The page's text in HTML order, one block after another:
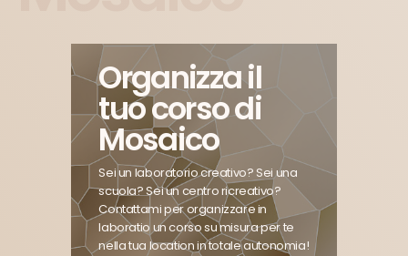
Organizza il
tuo corso di
Mosaico
Sei un laboratorio creativo? Sei una
scuola? Sei un centro ricreativo?
Contattami per organizzare in
laboratio un corso su misura per te
nella tua location in totale autonomia!